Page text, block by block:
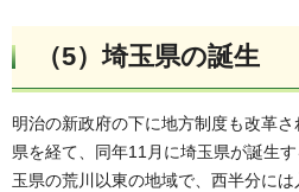
（5）埼玉県の誕生
明治の新政府の下に地方制度も改革
県を経て、同年11月に埼玉県が誕生
玉県の荒川以東の地域で、西半分には